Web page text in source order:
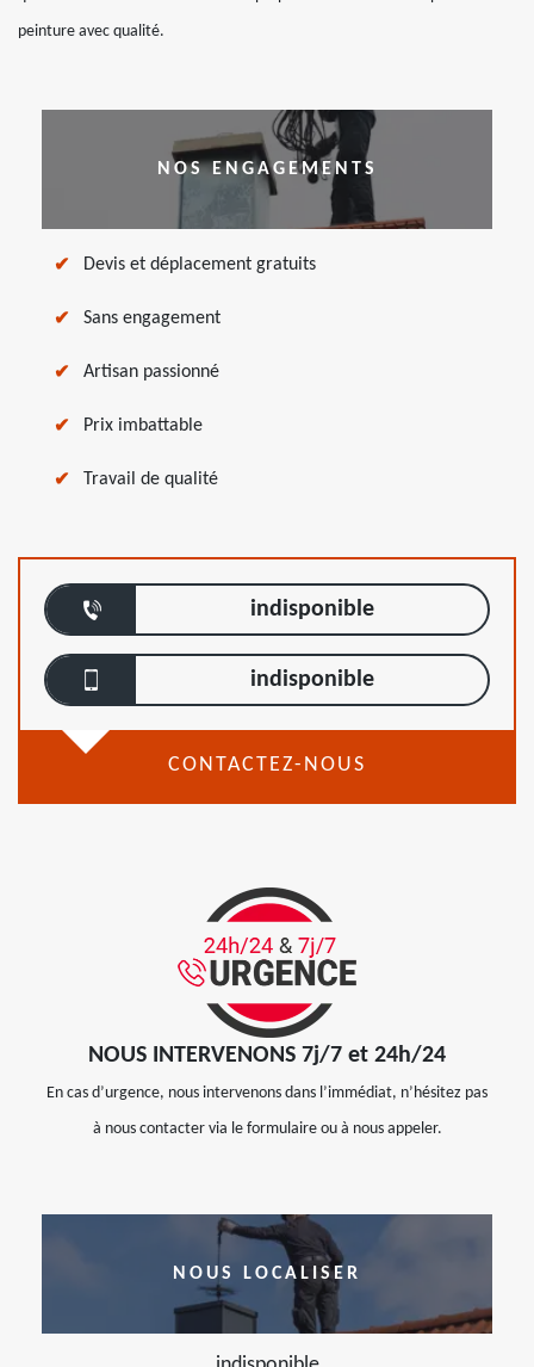
peinture avec qualité.
NOS ENGAGEMENTS
Devis et déplacement gratuits
Sans engagement
Artisan passionné
Prix imbattable
Travail de qualité
indisponible
indisponible
CONTACTEZ-NOUS
NOUS INTERVENONS 7j/7 et 24h/24
En cas d’urgence, nous intervenons dans l’immédiat, n’hésitez pas
à nous contacter via le formulaire ou à nous appeler.
NOUS LOCALISER